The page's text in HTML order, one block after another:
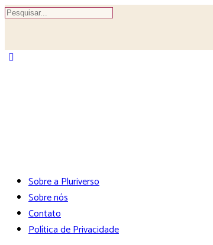
Buscar
Sobre a Pluriverso
Sobre nós
Contato
Política de Privacidade